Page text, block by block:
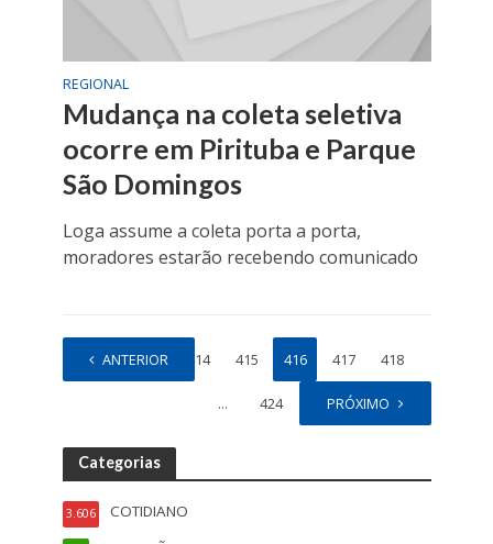
REGIONAL
Mudança na coleta seletiva
ocorre em Pirituba e Parque
São Domingos
Loga assume a coleta porta a porta,
moradores estarão recebendo comunicado
ANTERIOR
1 … 414 415 416 417 418
… 424 PRÓXIMO
Categorias
COTIDIANO
3.606